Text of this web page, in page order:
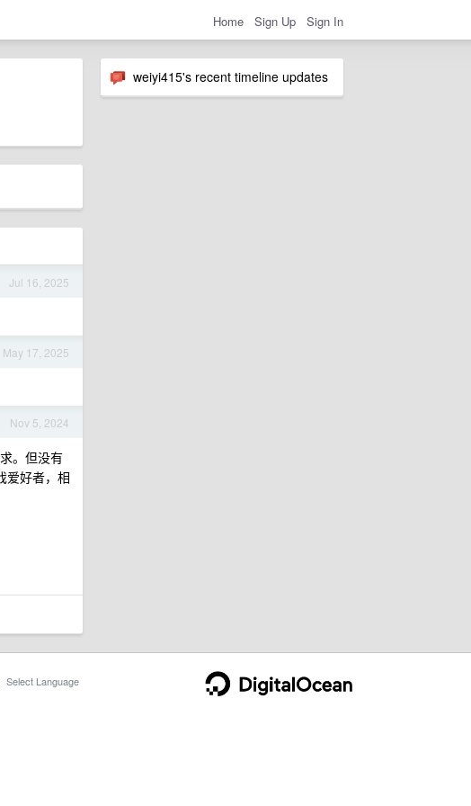
Home Sign Up Sign In
weiyi415's recent timeline updates
Jul 16, 2025
May 17, 2025
Nov 5, 2024
。但没有
爱好者，相
Select Language